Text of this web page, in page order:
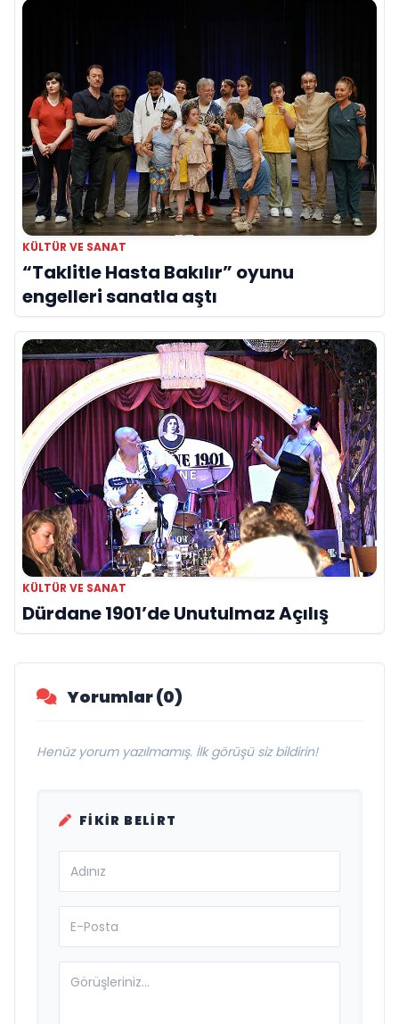
KÜLTÜR VE SANAT
“Taklitle Hasta Bakılır” oyunu
engelleri sanatla aştı
KÜLTÜR VE SANAT
Dürdane 1901’de Unutulmaz Açılış
Yorumlar (0)
Henüz yorum yazılmamış. İlk görüşü siz bildirin!
FIKIR BELIRT